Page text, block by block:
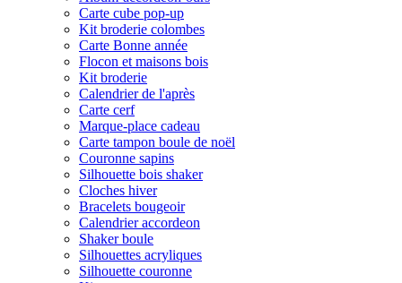
Carte cube pop-up
Kit broderie colombes
Carte Bonne année
Flocon et maisons bois
Kit broderie
Calendrier de l'après
Carte cerf
Marque-place cadeau
Carte tampon boule de noël
Couronne sapins
Silhouette bois shaker
Cloches hiver
Bracelets bougeoir
Calendrier accordeon
Shaker boule
Silhouettes acryliques
Silhouette couronne